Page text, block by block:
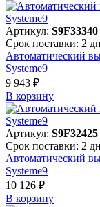
Артикул: S9F33340
Срок поставки: 2
Автоматический
Systeme9
9 943 ₽
В корзинy
Артикул: S9F32425
Срок поставки: 2
Автоматический
Systeme9
10 126 ₽
В корзинy